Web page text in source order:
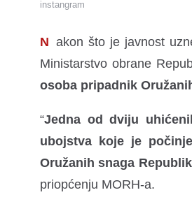
instangram
Nakon što je javnost
Ministarstvo obrane
osoba pripadnik
“Jedna od dviju
ubojstva koje je
Oružanih snaga
priopćenju MORH-a.